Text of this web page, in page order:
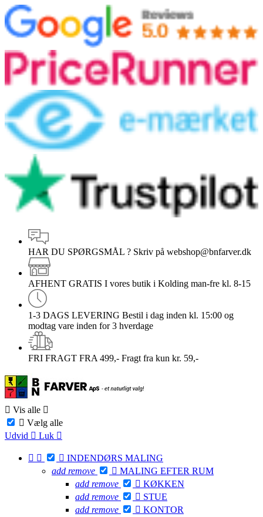
HAR DU SPØRGSMÅL ? Skriv på webshop@bnfarver.dk
AFHENT GRATIS I vores butik i Kolding man-fre kl. 8-15
1-3 DAGS LEVERING Bestil i dag inden kl. 15:00 og
modtag vare inden for 3 hverdage
FRI FRAGT FRA 499,- Fragt fra kun kr. 59,-
 Vis alle 
 Vælg alle
Udvid  Luk 
   INDENDØRS MALING
add remove  MALING EFTER RUM
add remove  KØKKEN
add remove  STUE
add remove  KONTOR